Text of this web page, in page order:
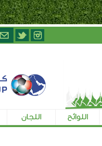
اللوائح اللجان